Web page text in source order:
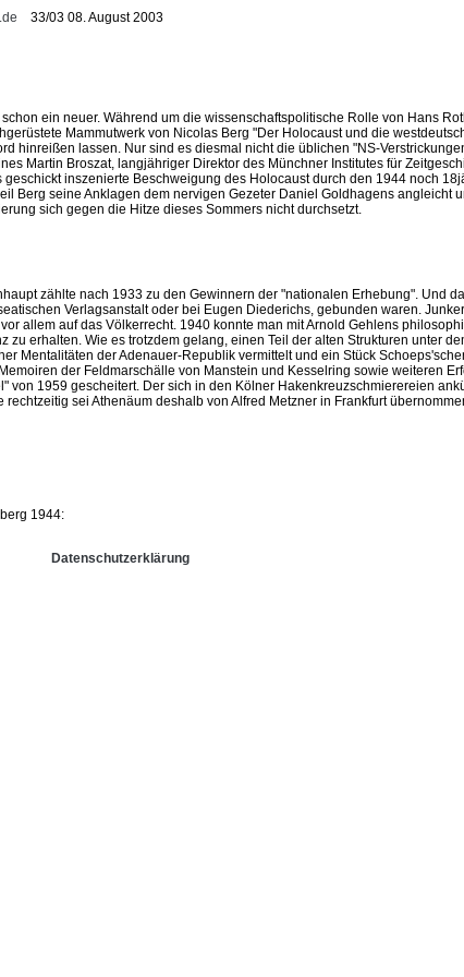
33/03 08. August 2003
ein neuer. Während um die wissenschaftspolitische Rolle von Hans
Mammutwerk von Nicolas Berg "Der Holocaust und die
hinreißen lassen. Nur sind es diesmal nicht die üblichen "NS-
Martin Broszat, langjähriger Direktor des Münchner Institutes für
inszenierte Beschweigung des Holocaust durch den 1944 noch
Berg seine Anklagen dem nervigen Gezeter Daniel Goldhagens
sich gegen die Hitze dieses Sommers nicht durchsetzt.
zählte nach 1933 zu den Gewinnern der "nationalen Erhebung". Und
Verlagsanstalt oder bei Eugen Diederichs, gebunden waren.
allem auf das Völkerrecht. 1940 konnte man mit Arnold Gehlens
erhalten. Wie es trotzdem gelang, einen Teil der alten Strukturen unter
Mentalitäten der Adenauer-Republik vermittelt und ein Stück
der Feldmarschälle von Manstein und Kesselring sowie weiteren
von 1959 gescheitert. Der sich in den Kölner Hakenkreuzschmierereien
sei Athenäum deshalb von Alfred Metzner in Frankfurt
1944:
Datenschutzerklärung